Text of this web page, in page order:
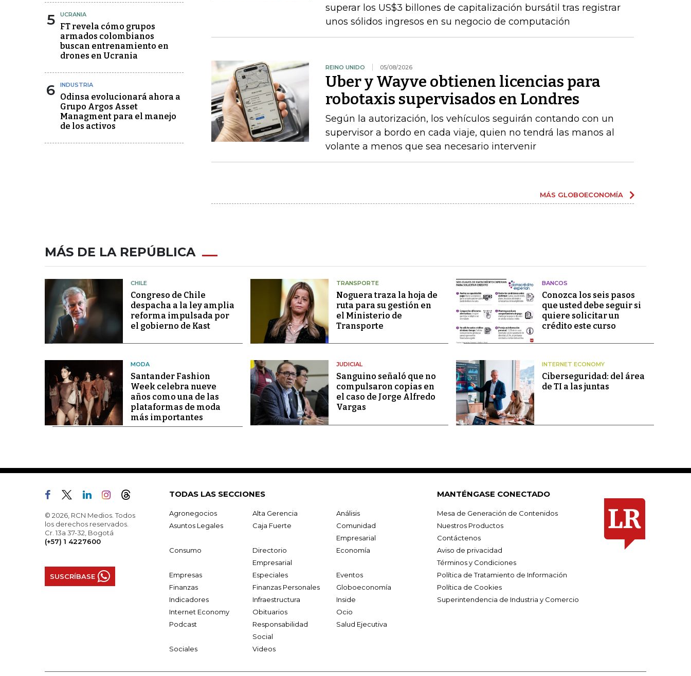
5 UCRANIA
FT revela cómo grupos
armados colombianos
buscan entrenamiento en
drones en Ucrania
6 INDUSTRIA
Odinsa evolucionará ahora a
Grupo Argos Asset
Managment para el manejo
de los activos
superar los US$3 billones de capitalización bursátil tras registrar
unos sólidos ingresos en su negocio de computación
REINO UNIDO 05/08/2026
Uber y Wayve obtienen licencias para
robotaxis supervisados ​​en Londres
Según la autorización, los vehículos seguirán contando con un
supervisor a bordo en cada viaje, quien no tendrá las manos al
volante a menos que sea necesario intervenir
MÁS GLOBOECONOMÍA
MÁS DE LA REPÚBLICA
CHILE
Congreso de Chile
despacha a la ley amplia
reforma impulsada por
el gobierno de Kast
TRANSPORTE
Noguera traza la hoja de
ruta para su gestión en
el Ministerio de
Transporte
BANCOS
Conozca los seis pasos
que usted debe seguir si
quiere solicitar un
crédito este curso
MODA
Santander Fashion
Week celebra nueve
años como una de las
plataformas de moda
más importantes
JUDICIAL
Sanguino señaló que no
compulsaron copias en
el caso de Jorge Alfredo
Vargas
INTERNET ECONOMY
Ciberseguridad: del área
de TI a las juntas
© 2026, RCN Medios. Todos
los derechos reservados.
Cr. 13a 37-32, Bogotá
(+57) 1 4227600
SUSCRÍBASE
TODAS LAS SECCIONES
Agronegocios Alta Gerencia
Análisis
Asuntos Legales
Caja Fuerte
Comunidad
Empresarial
Consumo
Directorio
Empresarial
Economía
Empresas Especiales
Eventos
Finanzas
Finanzas Personales
Globoeconomía
Indicadores
Infraestructura
Inside
Internet Economy
Obituarios
Ocio
Podcast
Responsabilidad
Social
Salud Ejecutiva
Sociales Videos
MANTÉNGASE CONECTADO
Mesa de Generación de Contenidos
Nuestros Productos
Contáctenos
Aviso de privacidad
Términos y Condiciones
Política de Tratamiento de Información
Política de Cookies
Superintendencia de Industria y Comercio